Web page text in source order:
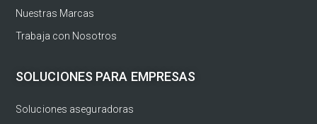
Nuestras Marcas
Trabaja con Nosotros
SOLUCIONES PARA EMPRESAS
Soluciones aseguradoras